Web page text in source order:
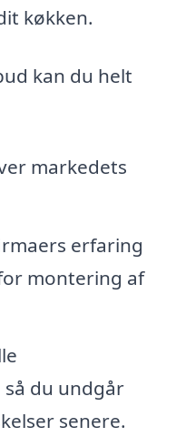
køkken.
kan du helt
markedets
erfaring
montering af
du undgår
senere.